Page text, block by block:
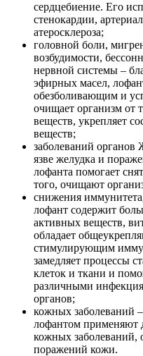
сердцебиение. Его
стенокардии,
атеросклероза;
головной боли,
возбудимости,
нервной системы –
эфирных масел,
обезболивающим и
очищает организм от
веществ, укрепляет
веществ;
заболеваний органов
язве желудка и
лофанта помогает
того, очищают
снижения
лофант содержит
активных веществ,
обладает
стимулирующим
замедляет процессы
клеток и ткани и
различными
органов;
кожных заболеваний
лофантом применяют
кожных заболеваний,
поражений кожи.